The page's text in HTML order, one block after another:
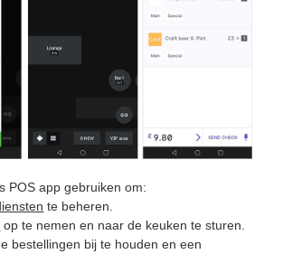
POS app gebruiken om:
te beheren.
op te nemen en naar de keuken te sturen.
bestellingen bij te houden en een